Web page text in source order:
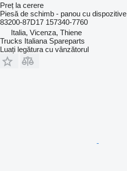
Preț la cerere
Piesă de schimb - panou cu dispozitive
83200-87D17 157340-7760
Italia, Vicenza, Thiene
Trucks Italiana Spareparts
Luați legătura cu vânzătorul